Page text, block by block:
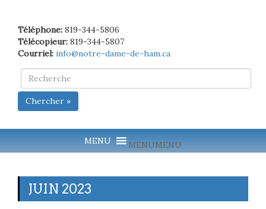
Téléphone: 819-344-5806
Télécopieur: 819-344-5807
Courriel: info@notre-dame-de-ham.ca
Chercher »
MENUMENU
JUIN 2023